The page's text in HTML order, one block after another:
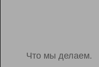
Что мы делаем.